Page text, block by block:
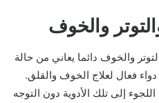
والخوف
والخوف دائما يعاني من حالة
فعال لعلاج الخوف والقلق.
إلى تلك الأدوية دون التوجه